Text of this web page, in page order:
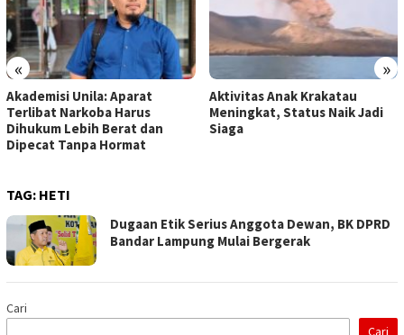
« »
Akademisi Unila: Aparat
Terlibat Narkoba Harus
Dihukum Lebih Berat dan
Dipecat Tanpa Hormat
Aktivitas Anak Krakatau
Meningkat, Status Naik Jadi
Siaga
TAG: HETI
Dugaan Etik Serius Anggota Dewan, BK DPRD
Bandar Lampung Mulai Bergerak
Cari
Cari